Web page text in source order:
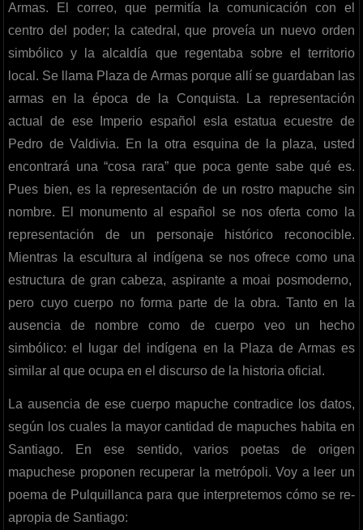
Armas. El correo, que permitía la comunicación con el
centro del poder; la catedral, que proveía un nuevo orden
simbólico y la alcaldía que regentaba sobre el territorio
local. Se llama Plaza de Armas porque allí se guardaban las
armas en la época de la Conquista. La representación
actual de ese Imperio español esla estatua ecuestre de
Pedro de Valdivia. En la otra esquina de la plaza, usted
encontrará una “cosa rara” que poca gente sabe qué es.
Pues bien, es la representación de un rostro mapuche sin
nombre. El monumento al español se nos oferta como la
representación de un personaje histórico reconocible.
Mientras la escultura al indígena se nos ofrece como una
estructura de gran cabeza, aspirante a moai posmoderno,
pero cuyo cuerpo no forma parte de la obra. Tanto en la
ausencia de nombre como de cuerpo veo un hecho
simbólico: el lugar del indígena en la Plaza de Armas es
similar al que ocupa en el discurso de la historia oficial.
La ausencia de ese cuerpo mapuche contradice los datos,
según los cuales la mayor cantidad de mapuches habita en
Santiago. En ese sentido, varios poetas de origen
mapuchese proponen recuperar la metrópoli. Voy a leer un
poema de Pulquillanca para que interpretemos cómo se re-
apropia de Santiago: